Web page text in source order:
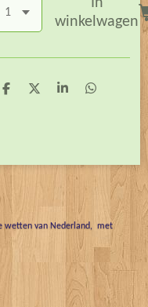
In
winkelwagen
D
D
S
D
wetten van Nederland, met